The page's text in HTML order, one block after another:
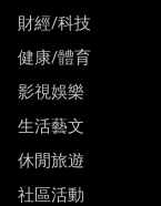
財經/科技
健康/體育
影視娛樂
生活藝文
休閒旅遊
社區活動